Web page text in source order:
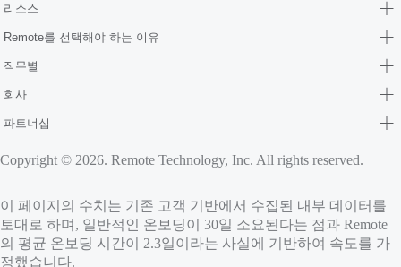
리소스
Remote를 선택해야 하는 이유
직무별
회사
파트너십
Copyright © 2026. Remote Technology, Inc. All rights reserved.
이 페이지의 수치는 기존 고객 기반에서 수집된 내부 데이터를
토대로 하며, 일반적인 온보딩이 30일 소요된다는 점과 Remote
의 평균 온보딩 시간이 2.3일이라는 사실에 기반하여 속도를 가
정했습니다.